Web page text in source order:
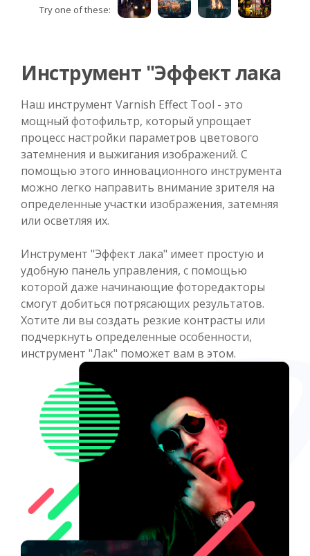
Try one of these:
Инструмент "Эффект лака
Наш инструмент Varnish Effect Tool - это
мощный фотофильтр, который упрощает
процесс настройки параметров цветового
затемнения и выжигания изображений. С
помощью этого инновационного инструмента
можно легко направить внимание зрителя на
определенные участки изображения, затемняя
или осветляя их.
Инструмент "Эффект лака" имеет простую и
удобную панель управления, с помощью
которой даже начинающие фоторедакторы
смогут добиться потрясающих результатов.
Хотите ли вы создать резкие контрасты или
подчеркнуть определенные особенности,
инструмент "Лак" поможет вам в этом.